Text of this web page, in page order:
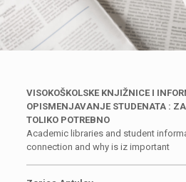
VISOKOŠKOLSKE KNJIŽNICE I
OPISMENJAVANJE STUDENATA :
TOLIKO POTREBNO
Academic libraries and student
connection and why is iz important